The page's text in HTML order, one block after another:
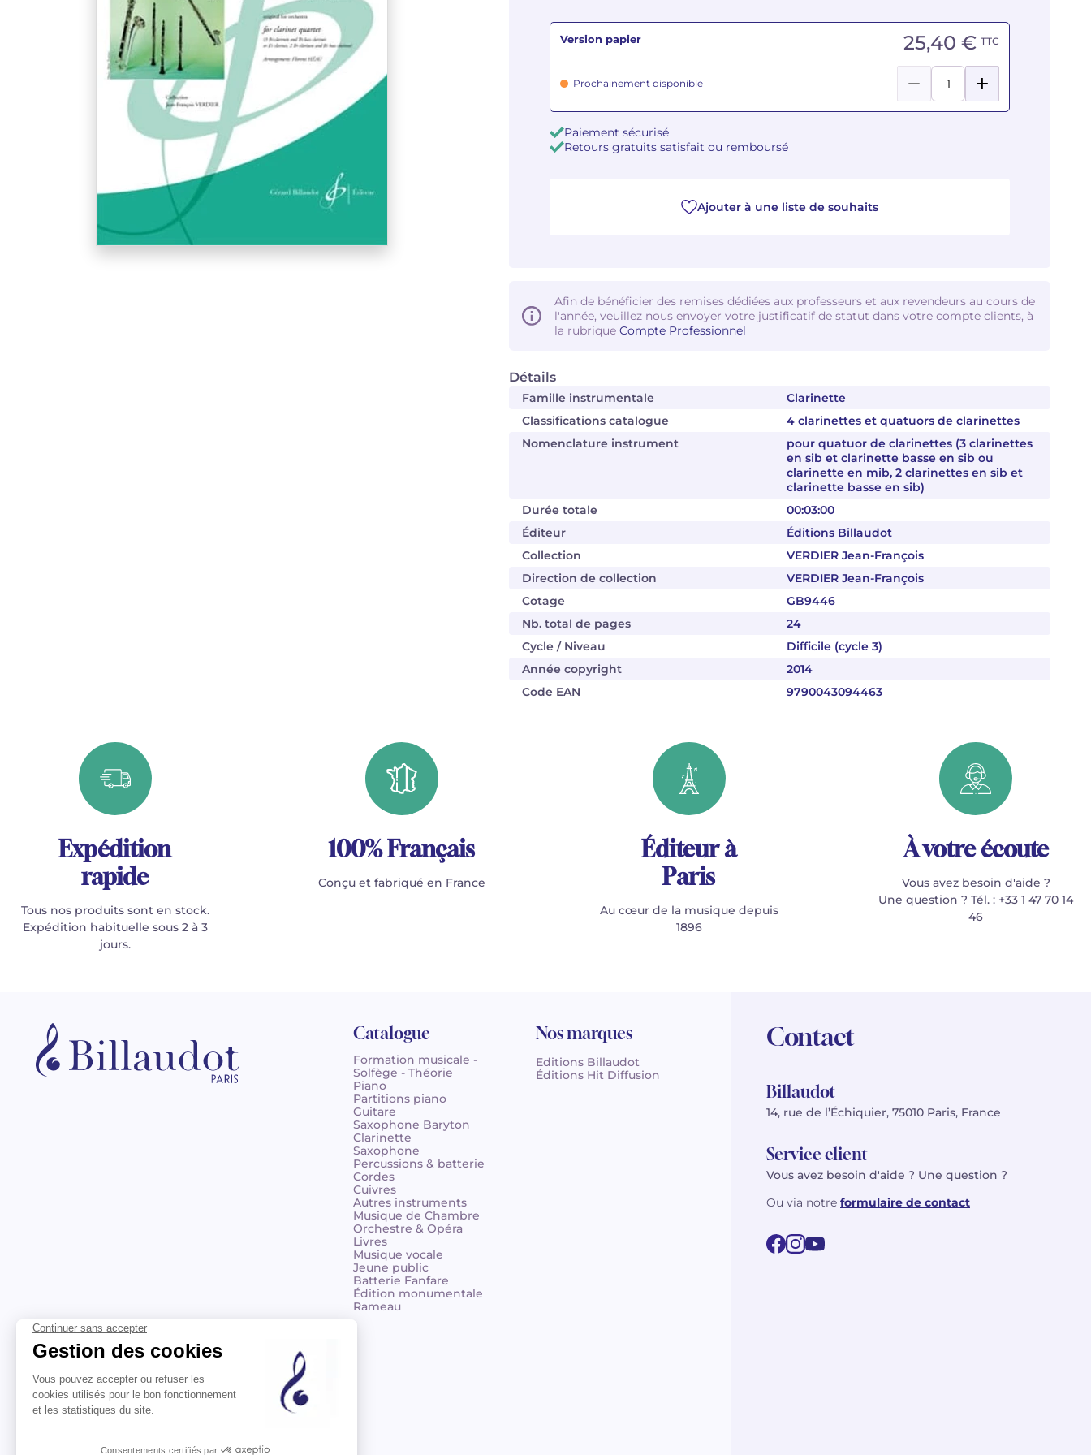
Détails
Famille instrumentale
Clarinette
Classifications catalogue
4 clarinettes et quatuors de clarinettes
Nomenclature instrument
pour quatuor de clarinettes (3 clarinettes
en sib et clarinette basse en sib ou
clarinette en mib, 2 clarinettes en sib et
clarinette basse en sib)
Durée totale
00:03:00
Éditeur
Éditions Billaudot
Collection
VERDIER Jean-François
Direction de collection
VERDIER Jean-François
Cotage
GB9446
Nb. total de pages
24
Cycle / Niveau
Difficile (cycle 3)
Année copyright
2014
Code EAN
9790043094463
Version papier 25,40 € TTC
Prochainement disponible
Paiement sécurisé
Retours gratuits satisfait ou remboursé
Ajouter à une liste de souhaits
Afin de bénéficier des remises dédiées aux professeurs et aux revendeurs au cours de
l'année, veuillez nous envoyer votre justificatif de statut dans votre compte clients, à
la rubrique Compte Professionnel
Expédition
rapide
Tous nos produits sont en stock.
Expédition habituelle sous 2 à 3
jours.
100% Français
Conçu et fabriqué en France
Éditeur à
Paris
Au cœur de la musique depuis
1896
À votre écoute
Vous avez besoin d'aide ?
Une question ? Tél. : +33 1 47 70 14
46
Catalogue
Formation musicale -
Solfège - Théorie
Piano
Partitions piano
Guitare
Saxophone Baryton
Clarinette
Saxophone
Percussions & batterie
Cordes
Cuivres
Autres instruments
Musique de Chambre
Orchestre & Opéra
Livres
Musique vocale
Jeune public
Batterie Fanfare
Édition monumentale
Rameau
Nos marques
Editions Billaudot
Éditions Hit Diffusion
Contact
Billaudot
14, rue de l’Échiquier, 75010 Paris, France
Service client
Vous avez besoin d'aide ? Une question ?
Ou via notre formulaire de contact